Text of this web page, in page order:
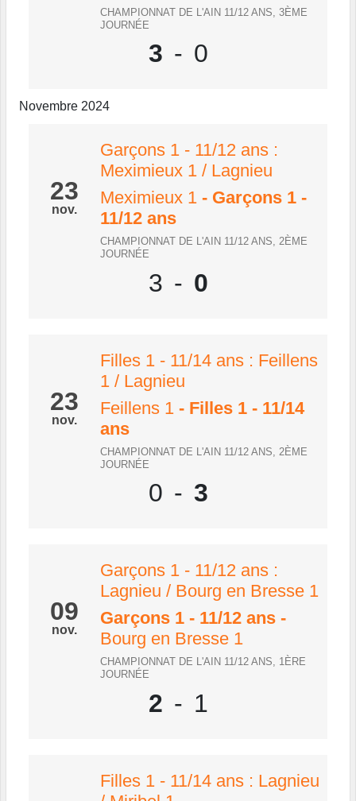
CHAMPIONNAT DE L'AIN 11/12 ANS, 3ÈME
JOURNÉE
3 - 0
Novembre 2024
23
nov.
Garçons 1 - 11/12 ans :
Meximieux 1 / Lagnieu
Meximieux 1 - Garçons 1 -
11/12 ans
CHAMPIONNAT DE L'AIN 11/12 ANS, 2ÈME
JOURNÉE
3 - 0
23
nov.
Filles 1 - 11/14 ans : Feillens
1 / Lagnieu
Feillens 1 - Filles 1 - 11/14
ans
CHAMPIONNAT DE L'AIN 11/12 ANS, 2ÈME
JOURNÉE
0 - 3
09
nov.
Garçons 1 - 11/12 ans :
Lagnieu / Bourg en Bresse 1
Garçons 1 - 11/12 ans -
Bourg en Bresse 1
CHAMPIONNAT DE L'AIN 11/12 ANS, 1ÈRE
JOURNÉE
2 - 1
Filles 1 - 11/14 ans : Lagnieu